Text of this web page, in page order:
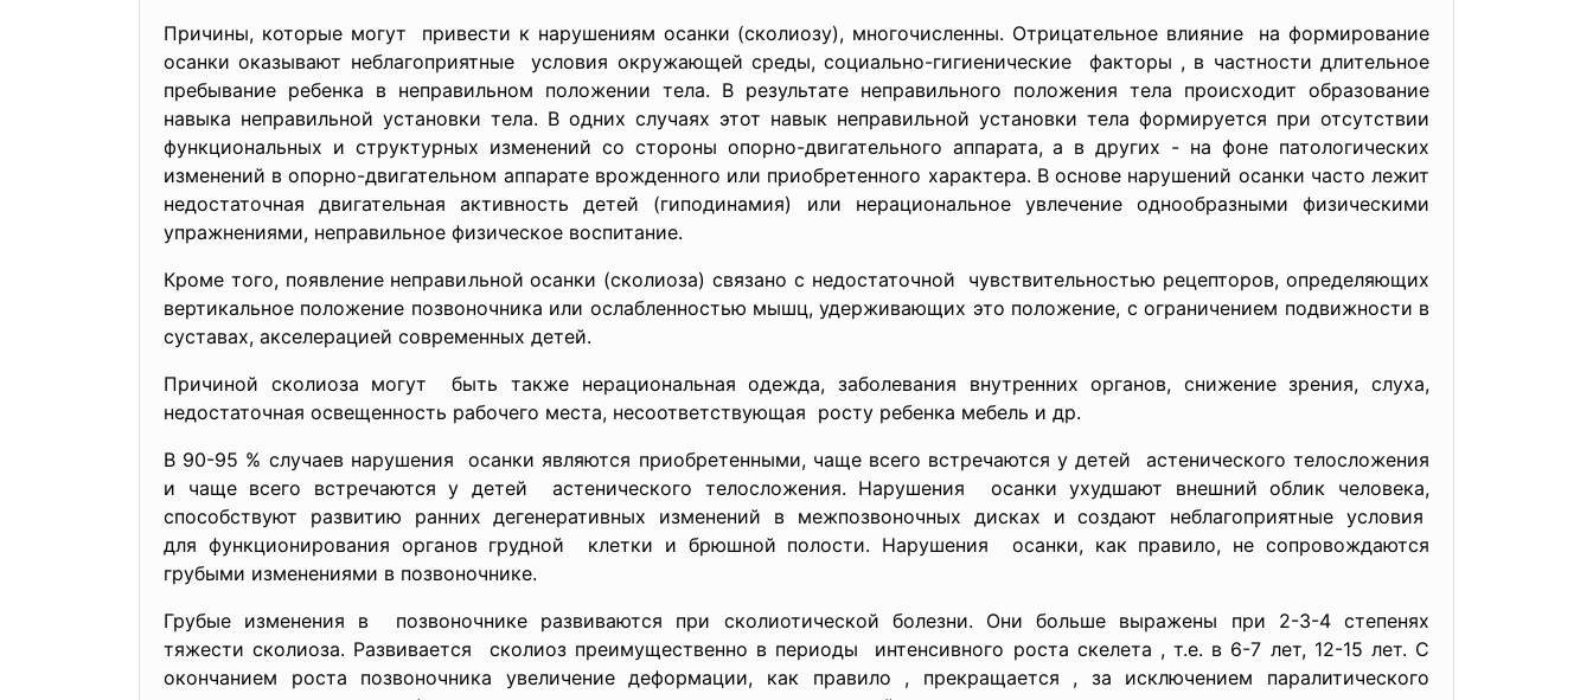
Причины, которые могут привести к нарушениям осанки (сколиозу), многочисленны. Отрицательное влияние на формирование
осанки оказывают неблагоприятные условия окружающей среды, социально-гигиенические факторы , в частности длительное
пребывание ребенка в неправильном положении тела. В результате неправильного положения тела происходит образование
навыка неправильной установки тела. В одних случаях этот навык неправильной установки тела формируется при отсутствии
функциональных и структурных изменений со стороны опорно-двигательного аппарата, а в других - на фоне патологических
изменений в опорно-двигательном аппарате врожденного или приобретенного характера. В основе нарушений осанки часто лежит
недостаточная двигательная активность детей (гиподинамия) или нерациональное увлечение однообразными физическими
упражнениями, неправильное физическое воспитание.
Кроме того, появление неправильной осанки (сколиоза) связано с недостаточной чувствительностью рецепторов, определяющих
вертикальное положение позвоночника или ослабленностью мышц, удерживающих это положение, с ограничением подвижности в
суставах, акселерацией современных детей.
Причиной сколиоза могут быть также нерациональная одежда, заболевания внутренних органов, снижение зрения, слуха,
недостаточная освещенность рабочего места, несоответствующая росту ребенка мебель и др.
В 90-95 % случаев нарушения осанки являются приобретенными, чаще всего встречаются у детей астенического телосложения
и чаще всего встречаются у детей астенического телосложения. Нарушения осанки ухудшают внешний облик человека,
способствуют развитию ранних дегенеративных изменений в межпозвоночных дисках и создают неблагоприятные условия
для функционирования органов грудной клетки и брюшной полости. Нарушения осанки, как правило, не сопровождаются
грубыми изменениями в позвоночнике.
Грубые изменения в позвоночнике развиваются при сколиотической болезни. Они больше выражены при 2-3-4 степенях
тяжести сколиоза. Развивается сколиоз преимущественно в периоды интенсивного роста скелета , т.е. в 6-7 лет, 12-15 лет. С
окончанием роста позвоночника увеличение деформации, как правило , прекращается , за исключением паралитического